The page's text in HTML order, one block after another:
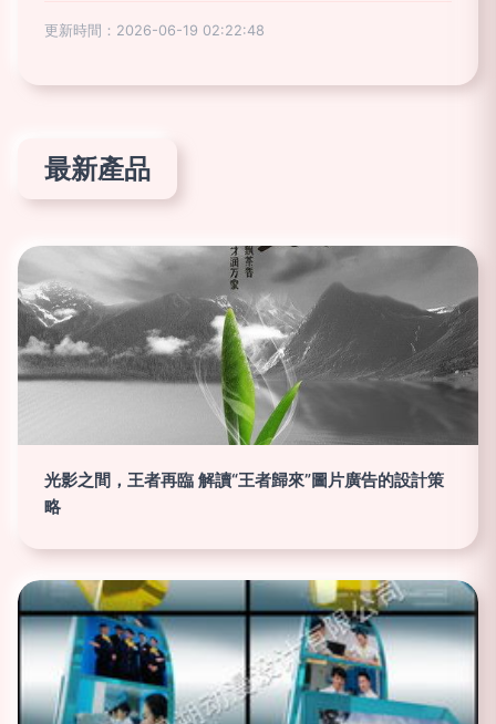
更新時間：2026-06-19 02:22:48
最新產品
光影之間，王者再臨 解讀“王者歸來”圖片廣告的設計策
略